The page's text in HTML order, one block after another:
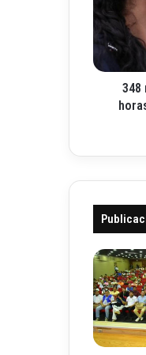
e
l
n
o
e
t
o
C
i
e
n
a
s
ú
l
348